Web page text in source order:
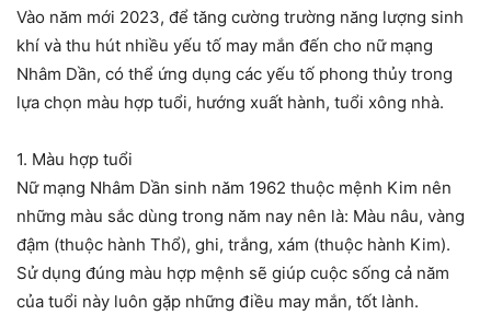
Vào năm mới 2023, để tăng cường trường năng lượng sinh
khí và thu hút nhiều yếu tố may mắn đến cho nữ mạng
Nhâm Dần, có thể ứng dụng các yếu tố phong thủy trong
lựa chọn màu hợp tuổi, hướng xuất hành, tuổi xông nhà.
1. Màu hợp tuổi
Nữ mạng Nhâm Dần sinh năm 1962 thuộc mệnh Kim nên
những màu sắc dùng trong năm nay nên là: Màu nâu, vàng
đậm (thuộc hành Thổ), ghi, trắng, xám (thuộc hành Kim).
Sử dụng đúng màu hợp mệnh sẽ giúp cuộc sống cả năm
của tuổi này luôn gặp những điều may mắn, tốt lành.